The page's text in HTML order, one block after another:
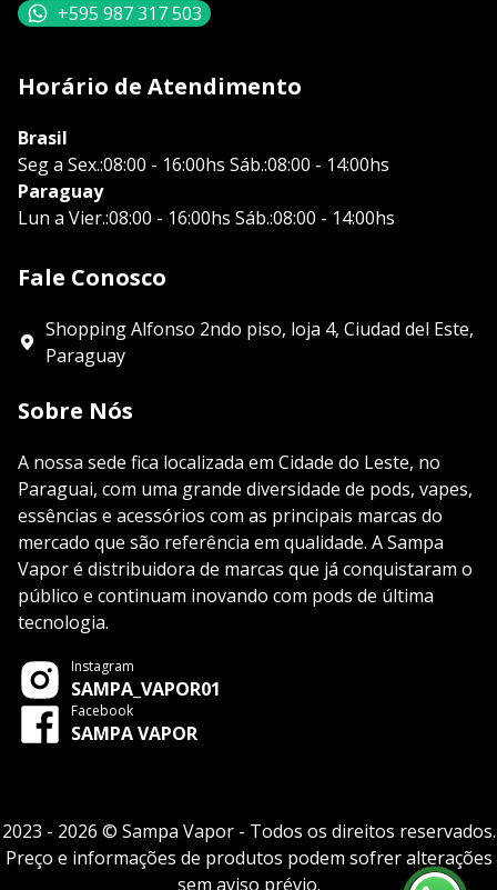
+595 987 317 503
Horário de Atendimento
Brasil
Seg a Sex.:08:00 - 16:00hs Sáb.:08:00 - 14:00hs
Paraguay
Lun a Vier.:08:00 - 16:00hs Sáb.:08:00 - 14:00hs
Fale Conosco
Shopping Alfonso 2ndo piso, loja 4, Ciudad del Este,
Paraguay
Sobre Nós
A nossa sede fica localizada em Cidade do Leste, no
Paraguai, com uma grande diversidade de pods, vapes,
essências e acessórios com as principais marcas do
mercado que são referência em qualidade. A Sampa
Vapor é distribuidora de marcas que já conquistaram o
público e continuam inovando com pods de última
tecnologia.
Instagram
SAMPA_VAPOR01
Facebook
SAMPA VAPOR
2023 - 2026 © Sampa Vapor - Todos os direitos reservados.
Preço e informações de produtos podem sofrer alterações
sem aviso prévio.